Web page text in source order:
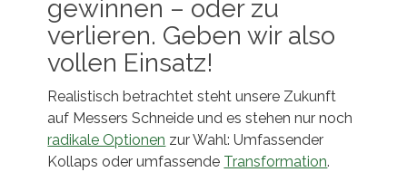
gewinnen – oder zu
verlieren. Geben wir also
vollen Einsatz!
Realistisch betrachtet steht unsere Zukunft
auf Messers Schneide und es stehen nur noch
radikale Optionen zur Wahl: Umfassender
Kollaps oder umfassende Transformation.